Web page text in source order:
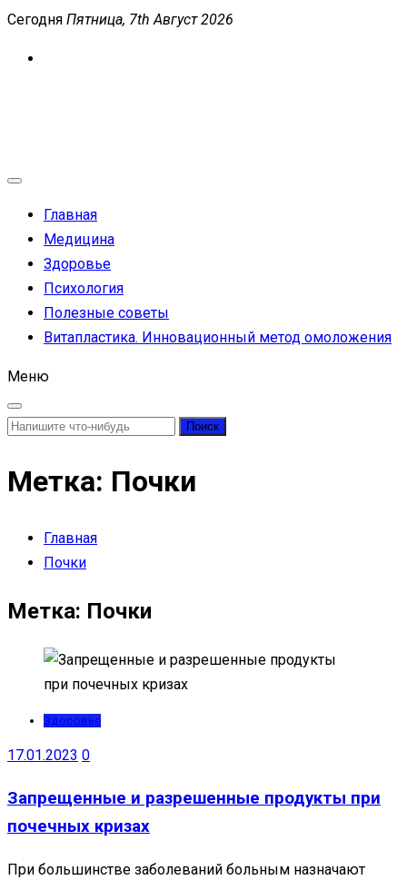
Перейти
Сегодня Пятница, 7th Август 2026
Главная
Медицина
Здоровье
Психология
Полезные советы
Витапластика. Инновационный метод омоложения
Меню
Найти:
Метка: Почки
Главная
Почки
Метка: Почки
Здоровье
17.01.2023 0
Запрещенные и разрешенные продукты при
почечных кризах
При большинстве заболеваний больным назначают